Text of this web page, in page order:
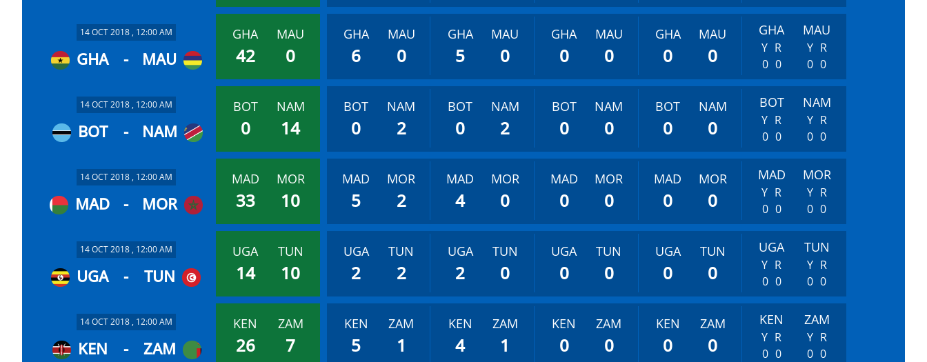
14 OCT 2018 , 12:00 AM
GHA - MAU
GHA MAU
42 0
GHA MAU
6 0
GHA MAU
5 0
GHA MAU
0 0
GHA MAU
0 0
GHA MAU
Y R
0 0
Y R
0 0
14 OCT 2018 , 12:00 AM
BOT - NAM
BOT NAM
0 14
BOT NAM
0 2
BOT NAM
0 2
BOT NAM
0 0
BOT NAM
0 0
BOT NAM
Y R
0 0
Y R
0 0
14 OCT 2018 , 12:00 AM
MAD - MOR
MAD MOR
33 10
MAD MOR
5 2
MAD MOR
4 0
MAD MOR
0 0
MAD MOR
0 0
MAD MOR
Y R
0 0
Y R
0 0
14 OCT 2018 , 12:00 AM
UGA - TUN
UGA TUN
14 10
UGA TUN
2 2
UGA TUN
2 0
UGA TUN
0 0
UGA TUN
0 0
UGA TUN
Y R
0 0
Y R
0 0
14 OCT 2018 , 12:00 AM
KEN - ZAM
KEN ZAM
26 7
KEN ZAM
5 1
KEN ZAM
4 1
KEN ZAM
0 0
KEN ZAM
0 0
KEN ZAM
Y R
0 0
Y R
0 0